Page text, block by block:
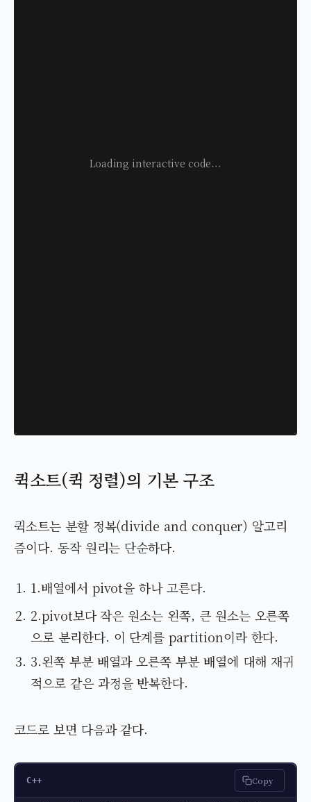
Loading interactive code...
퀵소트(퀵 정렬)의 기본 구조
퀵소트는 분할 정복(divide and conquer) 알고리
즘이다. 동작 원리는 단순하다.
1.배열에서 pivot을 하나 고른다.
2.pivot보다 작은 원소는 왼쪽, 큰 원소는 오른쪽
으로 분리한다. 이 단계를 partition이라 한다.
3.왼쪽 부분 배열과 오른쪽 부분 배열에 대해 재귀
적으로 같은 과정을 반복한다.
코드로 보면 다음과 같다.
C++ Copy